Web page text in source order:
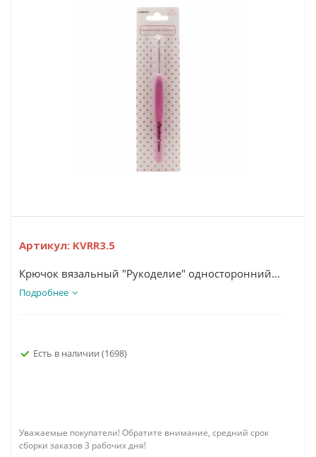
Артикул: KVRR3.5
Крючок вязальный "Рукоделие" односторонний...
Подробнее
Есть в наличии (1698)
Уважаемые покупатели! Обратите внимание, средний срок
сборки заказов 3 рабочих дня!